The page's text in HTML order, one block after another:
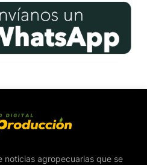
noticias agropecuarias que se